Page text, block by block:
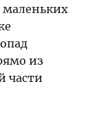
маленьких
из
части